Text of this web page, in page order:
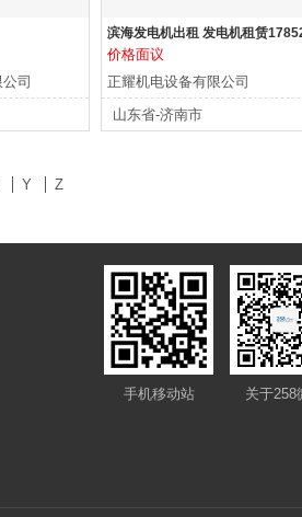
司
价格面议
正耀机电设备有限公司
山东省-济南市
Y Z
手机移动站 关于258